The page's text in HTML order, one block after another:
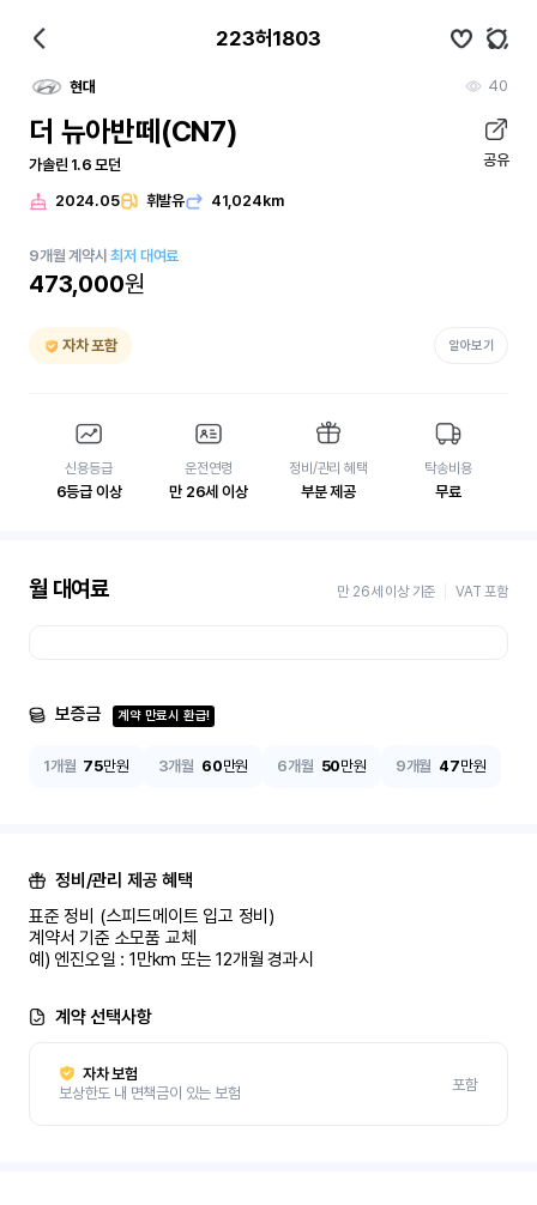
223허1803
현대 40
더 뉴아반떼(CN7)
가솔린 1.6 모던 공유
2024.05 휘발유 41,024km
9개월 계약시최저 대여료
473,000원
자차 포함 알아보기
신용등급
6등급 이상
운전연령
만 26세 이상
정비/관리 혜택
부분 제공
탁송비용
무료
월 대여료 만 26세 이상 기준 VAT 포함
보증금 계약 만료시 환급!
1개월 75만원 3개월 60만원 6개월 50만원 9개월 47만원
정비/관리 제공 혜택
표준 정비 (스피드메이트 입고 정비)
계약서 기준 소모품 교체
예) 엔진오일 : 1만km 또는 12개월 경과시
계약 선택사항
자차 보험
보상한도 내 면책금이 있는 보험
포함